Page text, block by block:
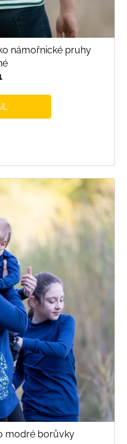
námořnické pruhy
modré borůvky